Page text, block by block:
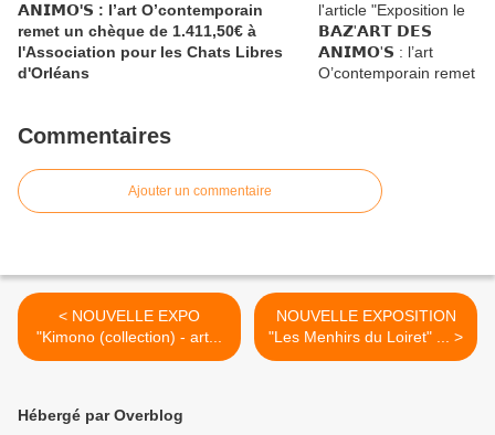
𝗔𝗡𝗜𝗠𝗢'𝗦 : l’art O’contemporain
remet un chèque de 1.411,50€ à
l'Association pour les Chats Libres
d'Orléans
Commentaires
Ajouter un commentaire
< NOUVELLE EXPO
"Kimono (collection) - art...
NOUVELLE EXPOSITION
"Les Menhirs du Loiret" ... >
Hébergé par Overblog